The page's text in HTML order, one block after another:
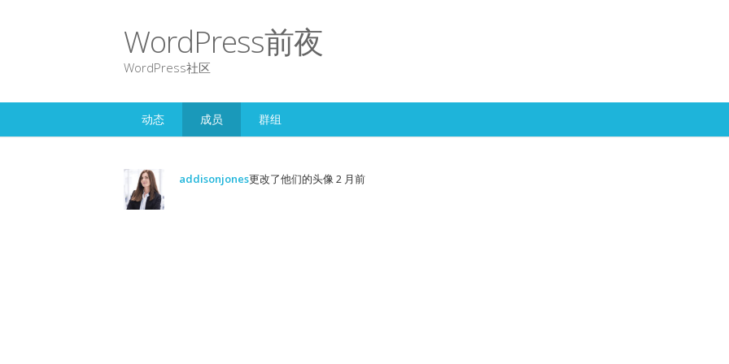
WordPress前夜
WordPress社区
Skip to content
动态 成员 群组
addisonjones更改了他们的头像2 月前